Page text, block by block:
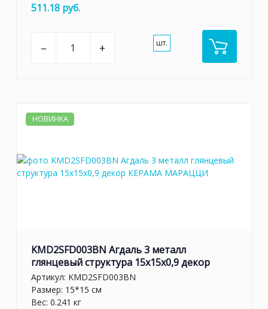
511.18 руб.
– + шт.
НОВИНКА
KMD2SFD003BN Агдаль 3 металл
глянцевый структура 15x15x0,9 декор
Артикул: KMD2SFD003BN
Размер: 15*15 см
Вес: 0.241 кг